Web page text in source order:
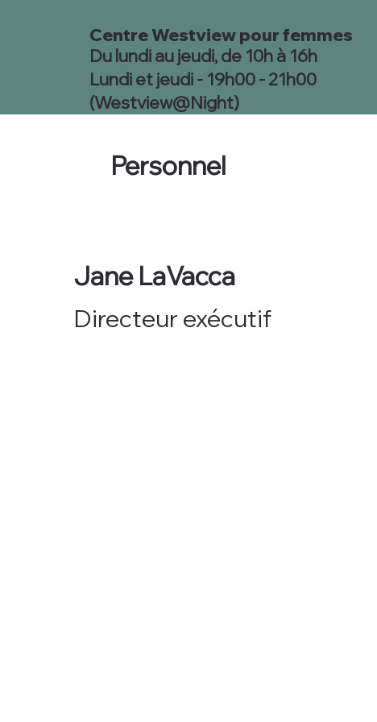
Centre Westview pour femmes
Du lundi au jeudi, de 10h à 16h
Lundi et jeudi - 19h00 - 21h00
(Westview@Night)
Personnel
Jane LaVacca
Directeur exécutif